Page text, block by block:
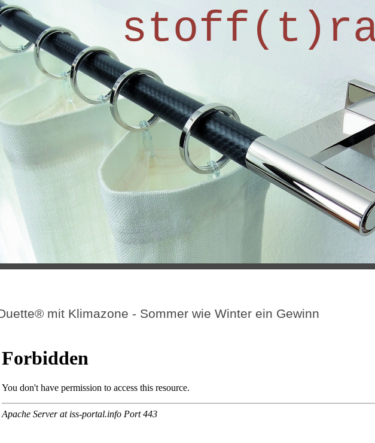
mit Klimazone - Sommer wie Winter ein Gewinn